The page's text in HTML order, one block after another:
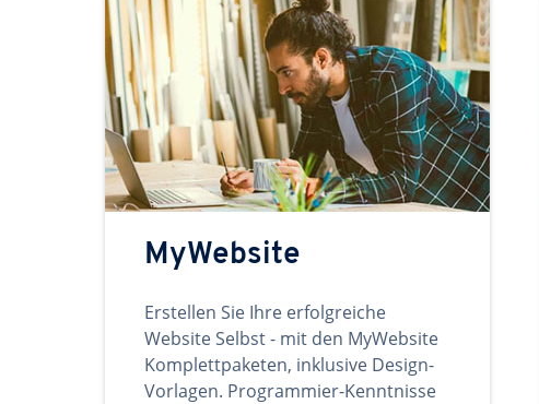
MyWebsite
Erstellen Sie Ihre erfolgreiche
Website Selbst - mit den MyWebsite
Komplettpaketen, inklusive Design-
Vorlagen. Programmier-Kenntnisse